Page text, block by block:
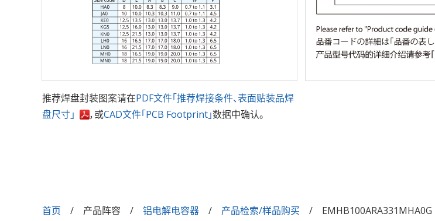
推荐焊盘封装图案请在PDF文件「推荐焊接条件、表面贴装品焊
盘尺寸」
，或CAD文件「PCB Footprint」数据中确认。
首页 产品阵容 铝电解电容器 产品检索/样品购买 EMHB100ARA331MHA0G